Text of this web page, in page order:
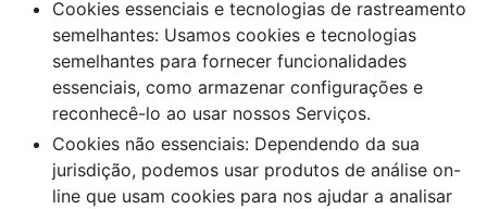
Cookies essenciais e tecnologias de rastreamento
semelhantes: Usamos cookies e tecnologias
semelhantes para fornecer funcionalidades
essenciais, como armazenar configurações e
reconhecê-lo ao usar nossos Serviços.
Cookies não essenciais: Dependendo da sua
jurisdição, podemos usar produtos de análise on-
line que usam cookies para nos ajudar a analisar